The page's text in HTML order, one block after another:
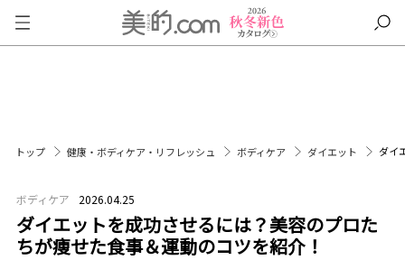
トップ 健康・ボディケア・リフレッシュ ボディケア ダイエット ダイ
ボディケア 2026.04.25
ダイエットを成功させるには？美容のプロた
ちが痩せた食事＆運動のコツを紹介！